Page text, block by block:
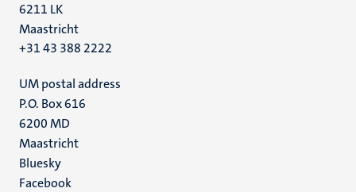
6211 LK
Maastricht
+31 43 388 2222
UM postal address
P.O. Box 616
6200 MD
Maastricht
Social
Bluesky
Facebook